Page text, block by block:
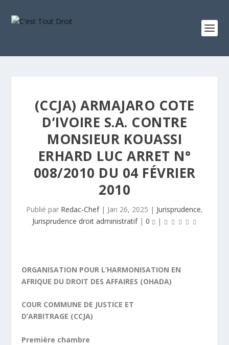
(CCJA) ARMAJARO COTE
D’IVOIRE S.A. CONTRE
MONSIEUR KOUASSI
ERHARD LUC ARRET N°
008/2010 DU 04 FÉVRIER
2010
Publié par Redac-Chef| Jan 26, 2025 | Jurisprudence,
Jurisprudence droit administratif| 0 |
ORGANISATION POUR L’HARMONISATION EN
AFRIQUE DU DROIT DES AFFAIRES (OHADA)
COUR COMMUNE DE JUSTICE ET
D’ARBITRAGE (CCJA)
Première chambre